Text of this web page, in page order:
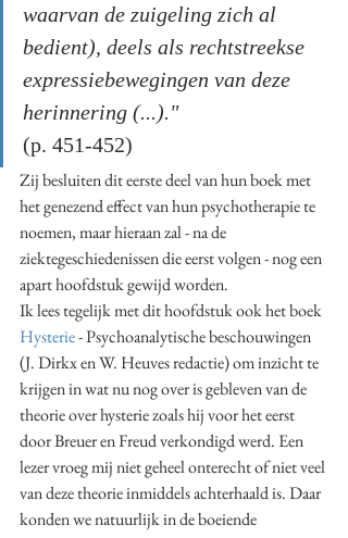
waarvan de zuigeling zich al
bedient), deels als rechtstreekse
expressiebewegingen van deze
herinnering (...)."
(p. 451-452)
Zij besluiten dit eerste deel van hun boek met
het genezend effect van hun psychotherapie te
noemen, maar hieraan zal - na de
ziektegeschiedenissen die eerst volgen - nog een
apart hoofdstuk gewijd worden.
Ik lees tegelijk met dit hoofdstuk ook het boek
Hysterie - Psychoanalytische beschouwingen
(J. Dirkx en W. Heuves redactie) om inzicht te
krijgen in wat nu nog over is gebleven van de
theorie over hysterie zoals hij voor het eerst
door Breuer en Freud verkondigd werd. Een
lezer vroeg mij niet geheel onterecht of niet veel
van deze theorie inmiddels achterhaald is. Daar
konden we natuurlijk in de boeiende